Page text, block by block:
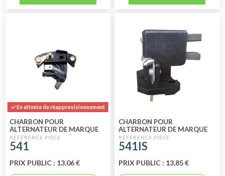
En attente de réapprovisionnement
CHARBON POUR
ALTERNATEUR DE MARQUE
PARIS RHONE
541
PRIX PUBLIC : 13,06 €
CHARBON POUR
ALTERNATEUR DE MARQUE
ISKRA
541IS
PRIX PUBLIC : 13,85 €